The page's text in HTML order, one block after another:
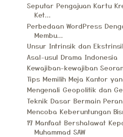
Seputar Pengajuan Kartu
Ket...
Perbedaan WordPress
Membu...
Unsur Intrinsik dan
Asal-usul Drama Indonesia
Kewajiban-kewajiban
Tips Memilih Meja Kantor
Mengenali Geopolitik dan
Teknik Dasar Bermain Peran
Mencoba Keberuntungan
17 Manfaat Bershalawat
Muhammad SAW